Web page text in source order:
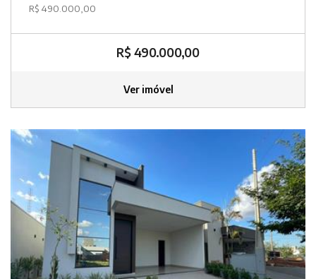
R$ 490.000,00
R$ 490.000,00
Ver imóvel